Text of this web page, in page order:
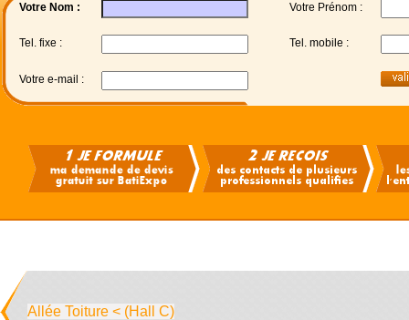
Votre Nom : Votre Prénom :
Tel. fixe : Tel. mobile :
Votre e-mail :
Allée Toiture < (Hall C)